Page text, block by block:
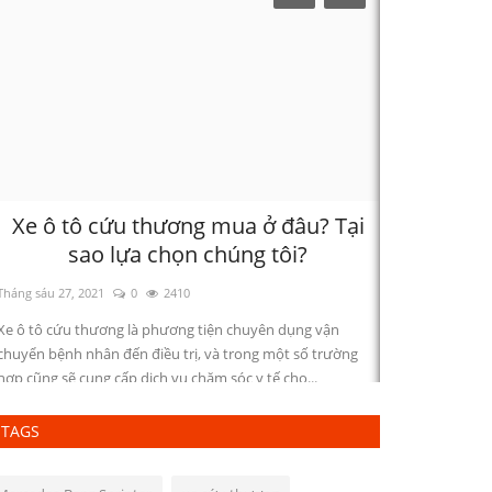
Xe ô tô cứu thương mua ở đâu? Tại
sao lựa chọn chúng tôi?
sáu 27, 2021 0 2410
ô tô cứu thương là phương tiện chuyên dụng vận
bệnh nhân đến điều trị, và trong một số trường
cũng sẽ cung cấp dịch vụ chăm sóc y tế cho...
TAGS